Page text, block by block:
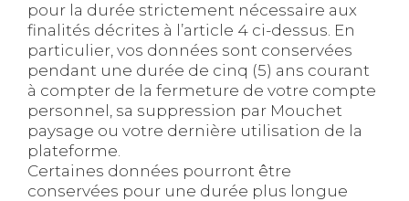
pour la durée strictement nécessaire aux
finalités décrites à l’article 4 ci-dessus. En
particulier, vos données sont conservées
pendant une durée de cinq (5) ans courant
à compter de la fermeture de votre compte
personnel, sa suppression par Mouchet
paysage ou votre dernière utilisation de la
plateforme.
Certaines données pourront être
conservées pour une durée plus longue